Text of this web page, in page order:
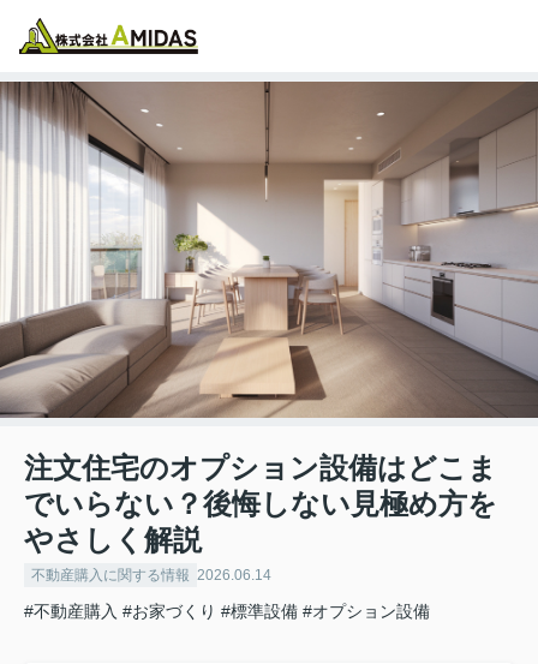
注文住宅のオプション設備はどこま
でいらない？後悔しない見極め方を
やさしく解説
不動産購入に関する情報 2026.06.14
#不動産購入 #お家づくり #標準設備 #オプション設備